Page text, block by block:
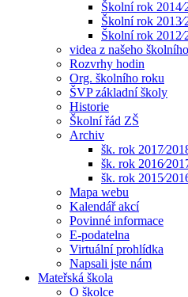
Školní rok
Školní rok
Školní rok
videa z našeho
Rozvrhy hodin
Org. školního roku
ŠVP základní školy
Historie
Školní řád ZŠ
Archiv
šk. rok
šk. rok
šk. rok
Mapa webu
Kalendář akcí
Povinné informace
E-podatelna
Virtuální prohlídka
Napsali jste nám
Mateřská škola
O školce